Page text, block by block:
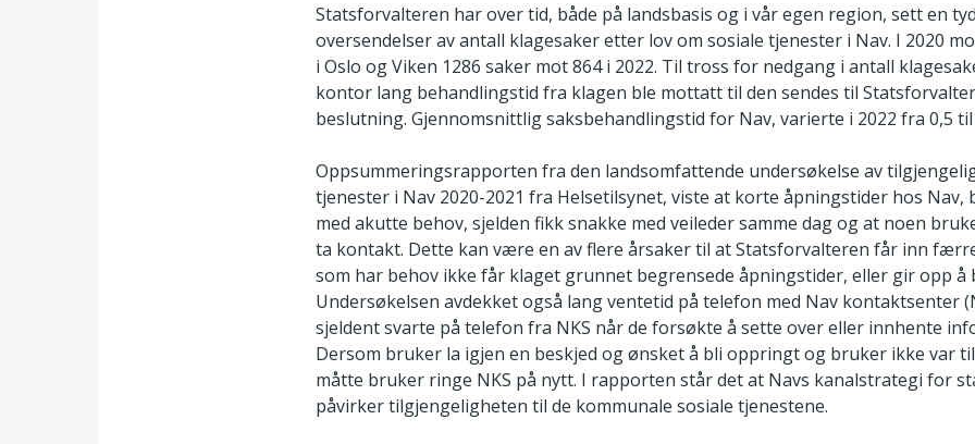
Statsforvalteren har over tid, både på landsbasis og i vår egen region, sett en
oversendelser av antall klagesaker etter lov om sosiale tjenester i Nav. I 2020
i Oslo og Viken 1286 saker mot 864 i 2022. Til tross for nedgang i antall
kontor lang behandlingstid fra klagen ble mottatt til den sendes til
beslutning. Gjennomsnittlig saksbehandlingstid for Nav, varierte i 2022 fra 0,5 til
Oppsummeringsrapporten fra den landsomfattende undersøkelse av
tjenester i Nav 2020-2021 fra Helsetilsynet, viste at korte åpningstider hos
med akutte behov, sjelden fikk snakke med veileder samme dag og at noen
ta kontakt. Dette kan være en av flere årsaker til at Statsforvalteren får inn
som har behov ikke får klaget grunnet begrensede åpningstider, eller gir opp å
Undersøkelsen avdekket også lang ventetid på telefon med Nav kontaktsenter
sjeldent svarte på telefon fra NKS når de forsøkte å sette over eller innhente
Dersom bruker la igjen en beskjed og ønsket å bli oppringt og bruker ikke var
måtte bruker ringe NKS på nytt. I rapporten står det at Navs kanalstrategi for
påvirker tilgjengeligheten til de kommunale sosiale tjenestene.